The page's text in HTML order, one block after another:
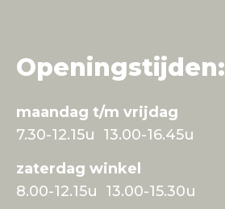
Openingstijden:
maandag t/m vrijdag
7.30-12.15u 13.00-16.45u
zaterdag winkel
8.00-12.15u 13.00-15.30u